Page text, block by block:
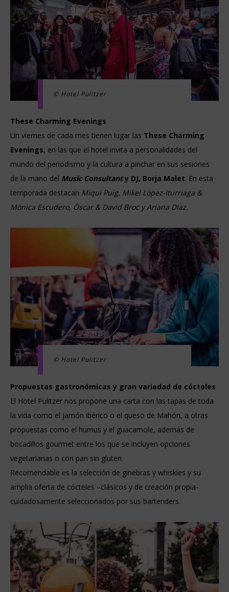
© Hotel Pulitzer
These Charming Evenings
Un viernes de cada mes tienen lugar las These Charming
Evenings, en las que el hotel invita a personalidades del
mundo del periodismo y la cultura a pinchar en sus sesiones
de la mano del Music Consultanty DJ, Borja Malet. En esta
temporada destacan Miqui Puig, Mikel López-Iturriaga &
Mònica Escudero, Òscar & David Broc y Ariana Diaz.
© Hotel Pulitzer
Propuestas gastronómicas y gran variedad de cócteles
El Hotel Pulitzer nos propone una carta con las tapas de toda
la vida como el jamón ibérico o el queso de Mahón, a otras
propuestas como el humus y el guacamole, además de
bocadillos gourmet entre los que se incluyen opciones
vegetarianas o con pan sin gluten.
Recomendable es la selección de ginebras y whiskies y su
amplia oferta de cócteles –clásicos y de creación propia-
cuidadosamente seleccionados por sus bartenders.